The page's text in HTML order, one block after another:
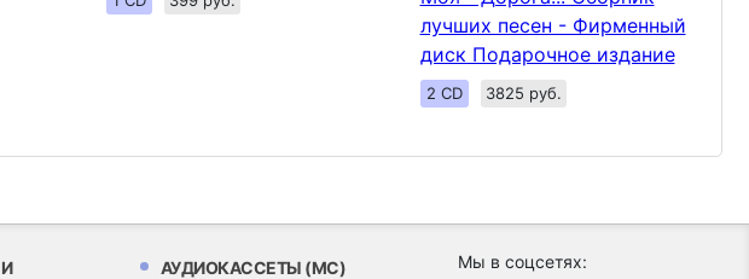
лучших песен - Фирменный
диск Подарочное издание
2 CD 3825 руб.
АУДИОКАССЕТЫ (MC)
Мы в соцсетях: